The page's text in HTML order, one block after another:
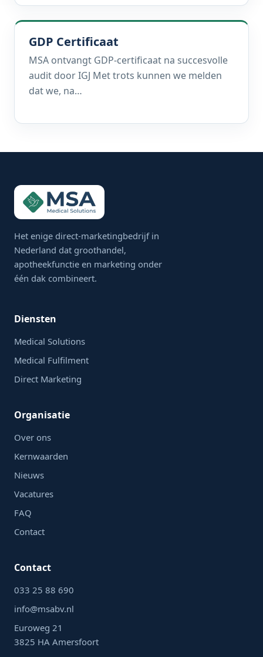
GDP Certificaat
MSA ontvangt GDP-certificaat na succesvolle
audit door IGJ Met trots kunnen we melden
dat we, na…
Het enige direct-marketingbedrijf in
Nederland dat groothandel,
apotheekfunctie en marketing onder
één dak combineert.
Diensten
Medical Solutions
Medical Fulfilment
Direct Marketing
Organisatie
Over ons
Kernwaarden
Nieuws
Vacatures
FAQ
Contact
Contact
033 25 88 690
info@msabv.nl
Euroweg 21
3825 HA Amersfoort